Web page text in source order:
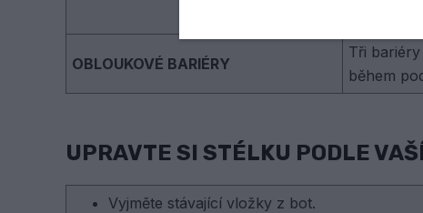
OBLOUKOVÉ BARIÉRY
Tři
během
UPRAVTE SI STÉLKU PODLE
Vyjměte stávající vložky z bot.